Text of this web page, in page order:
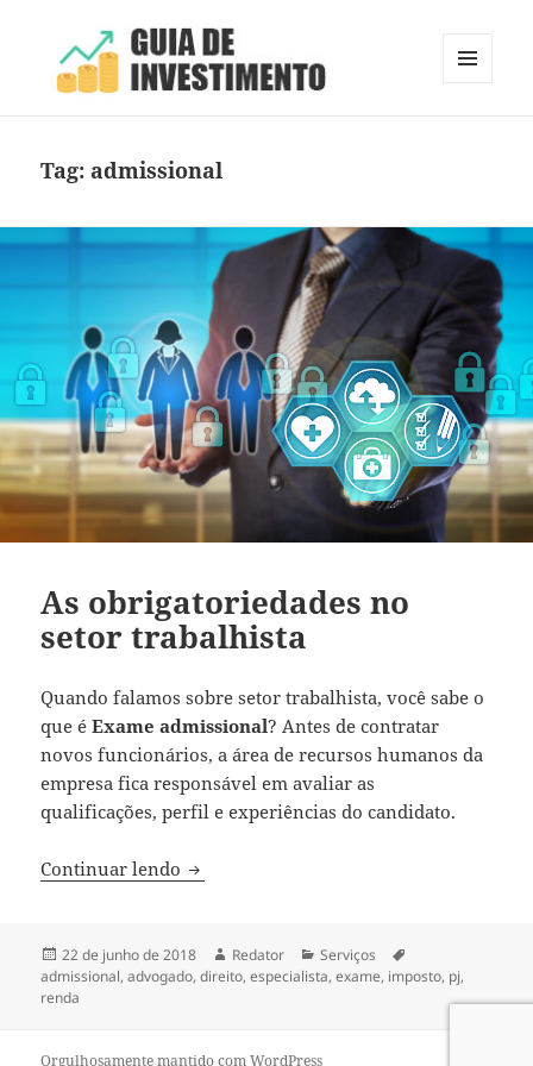
Tag: admissional
As obrigatoriedades no
setor trabalhista
Quando falamos sobre setor trabalhista, você sabe o
que éExame admissional? Antes de contratar
novos funcionários, a área de recursos humanos da
empresa fica responsável em avaliar as
qualificações, perfil e experiências do candidato.
Continuar lendo As obrigatoriedades no setor trabalhista
Publicado
em
22 de junho de 2018 Autor
Redator Categorias
Serviços
admissional,advogado,direito,especialista,exame, imposto, pj,
renda
Orgulhosamente mantido com WordPress